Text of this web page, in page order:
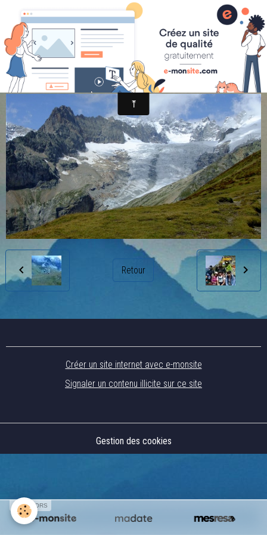
randonnée et découverte nature
fotos de hélène
Retour
Créer un site internet avec e-monsite
Signaler un contenu illicite sur ce site
Gestion des cookies
SPONSORS